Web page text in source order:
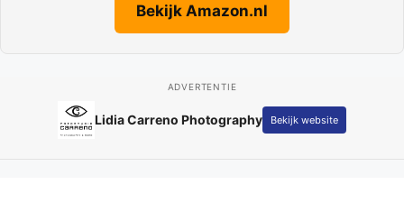
Bekijk Amazon.nl
ADVERTENTIE
Lidia Carreno Photography Bekijk website